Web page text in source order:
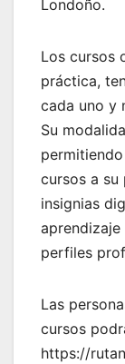
Londoño.
Los cursos
práctica,
cada uno y
Su
cursos a
insignias
perfiles
Las
cursos
https://